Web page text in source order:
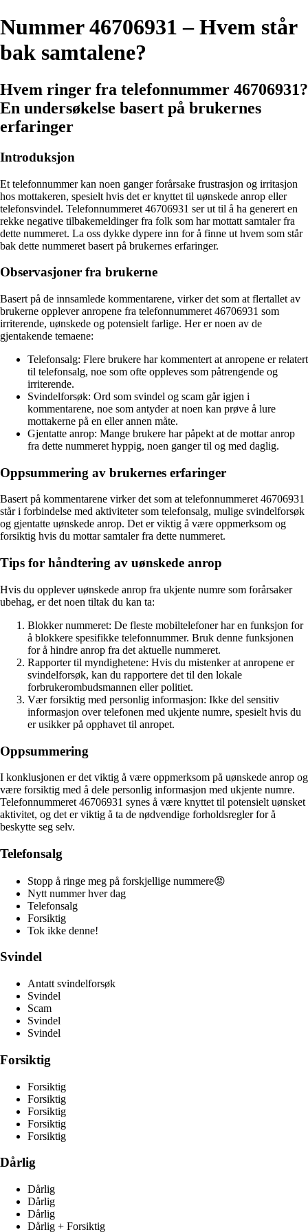
Nummer 46706931 – Hvem står
bak samtalene?
Hvem ringer fra telefonnummer 46706931?
En undersøkelse basert på brukernes
erfaringer
Introduksjon
Et telefonnummer kan noen ganger forårsake frustrasjon og irritasjon
hos mottakeren, spesielt hvis det er knyttet til uønskede anrop eller
telefonsvindel. Telefonnummeret 46706931 ser ut til å ha generert en
rekke negative tilbakemeldinger fra folk som har mottatt samtaler fra
dette nummeret. La oss dykke dypere inn for å finne ut hvem som står
bak dette nummeret basert på brukernes erfaringer.
Observasjoner fra brukerne
Basert på de innsamlede kommentarene, virker det som at flertallet av
brukerne opplever anropene fra telefonnummeret 46706931 som
irriterende, uønskede og potensielt farlige. Her er noen av de
gjentakende temaene:
Telefonsalg: Flere brukere har kommentert at anropene er relatert
til telefonsalg, noe som ofte oppleves som påtrengende og
irriterende.
Svindelforsøk: Ord som svindel og scam går igjen i
kommentarene, noe som antyder at noen kan prøve å lure
mottakerne på en eller annen måte.
Gjentatte anrop: Mange brukere har påpekt at de mottar anrop
fra dette nummeret hyppig, noen ganger til og med daglig.
Oppsummering av brukernes erfaringer
Basert på kommentarene virker det som at telefonnummeret 46706931
står i forbindelse med aktiviteter som telefonsalg, mulige svindelforsøk
og gjentatte uønskede anrop. Det er viktig å være oppmerksom og
forsiktig hvis du mottar samtaler fra dette nummeret.
Tips for håndtering av uønskede anrop
Hvis du opplever uønskede anrop fra ukjente numre som forårsaker
ubehag, er det noen tiltak du kan ta:
Blokker nummeret: De fleste mobiltelefoner har en funksjon for
å blokkere spesifikke telefonnummer. Bruk denne funksjonen
for å hindre anrop fra det aktuelle nummeret.
Rapporter til myndighetene: Hvis du mistenker at anropene er
svindelforsøk, kan du rapportere det til den lokale
forbrukerombudsmannen eller politiet.
Vær forsiktig med personlig informasjon: Ikke del sensitiv
informasjon over telefonen med ukjente numre, spesielt hvis du
er usikker på opphavet til anropet.
Oppsummering
I konklusjonen er det viktig å være oppmerksom på uønskede anrop og
være forsiktig med å dele personlig informasjon med ukjente numre.
Telefonnummeret 46706931 synes å være knyttet til potensielt uønsket
aktivitet, og det er viktig å ta de nødvendige forholdsregler for å
beskytte seg selv.
Telefonsalg
Stopp å ringe meg på forskjellige nummere😡
Nytt nummer hver dag
Telefonsalg
Forsiktig
Tok ikke denne!
Svindel
Antatt svindelforsøk
Svindel
Scam
Svindel
Svindel
Forsiktig
Forsiktig
Forsiktig
Forsiktig
Forsiktig
Forsiktig
Dårlig
Dårlig
Dårlig
Dårlig
Dårlig + Forsiktig